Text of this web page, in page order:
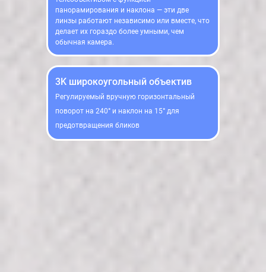
панорамирования и наклона — эти две
линзы работают независимо или вместе, что
делает их гораздо более умными, чем
обычная камера.
3K широкоугольный объектив
Регулируемый вручную горизонтальный
поворот на 240° и наклон на 15° для
предотвращения бликов